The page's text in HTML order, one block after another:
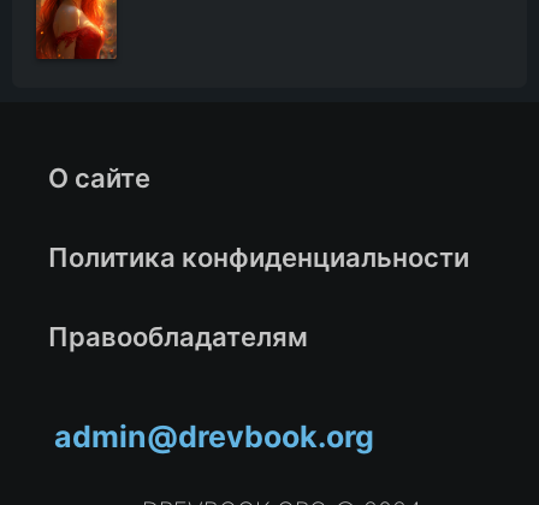
О сайте
Политика конфиденциальности
Правообладателям
admin@drevbook.org